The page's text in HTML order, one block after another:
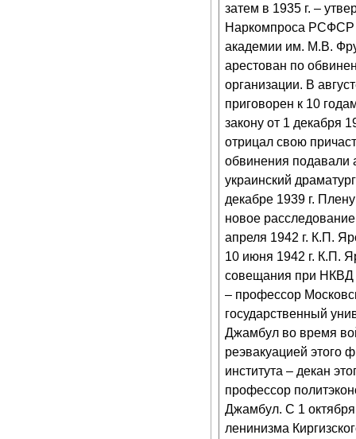
затем в 1935 г. –
Наркомпроса РСФСР
академии им. М.В.
арестован по
организации. В
приговорен к 10
закону от 1 декабря
отрицал свою
обвинения подавали
украинский
декабре 1939 г.
новое
апреля 1942 г. К.П.
10 июня 1942 г. К.П.
совещания при НКВД
– профессор
государственный
Джамбул во время
реэвакуацией этого
института – декан
профессор
Джамбул. С 1
ленинизма